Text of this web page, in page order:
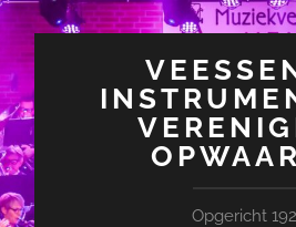
Opgericht